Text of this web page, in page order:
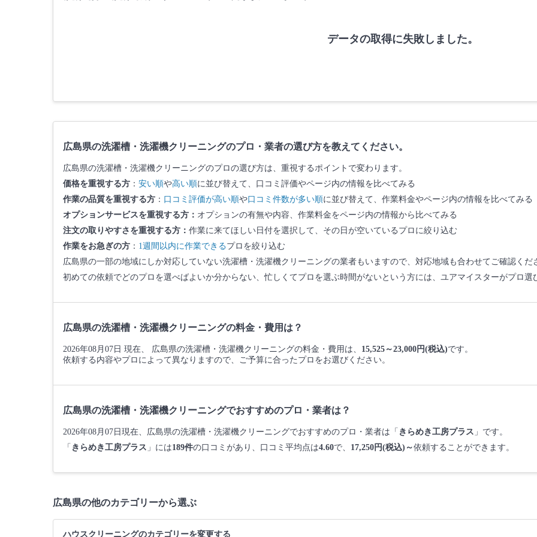
データの取得に失敗しました。
広島県の洗濯槽・洗濯機クリーニングのプロ・業者の選び方を教えてください。
広島県の洗濯槽・洗濯機クリーニングのプロの選び方は、重視するポイントで変わります。
価格を重視する方 ： 安い順や高い順に並び替えて、口コミ評価やページ内の情報を比べてみる
作業の品質を重視する方 ： 口コミ評価が高い順や口コミ件数が多い順に並び替えて、作業料金やページ内の情報を比べてみる
オプションサービスを重視する方： オプションの有無や内容、作業料金をページ内の情報から比べてみる
注文の取りやすさを重視する方： 作業に来てほしい日付を選択して、その日が空いているプロに絞り込む
作業をお急ぎの方 ： 1週間以内に作業できるプロを絞り込む
広島県の一部の地域にしか対応していない洗濯槽・洗濯機クリーニングの業者もいますので、対応地域も合わせてご確認くだ
初めての依頼でどのプロを選べばよいか分からない、忙しくてプロを選ぶ時間がないという方には、ユアマイスターがプロ選
広島県の洗濯槽・洗濯機クリーニングの料金・費用は？
2026年08月07日 現在、 広島県の洗濯槽・洗濯機クリーニングの料金・費用は、 15,525～23,000円(税込)です。
依頼する内容やプロによって異なりますので、ご予算に合ったプロをお選びください。
広島県の洗濯槽・洗濯機クリーニングでおすすめのプロ・業者は？
2026年08月07日現在、広島県の洗濯槽・洗濯機クリーニングでおすすめのプロ・業者は「 きらめき工房プラス 」です。
「 きらめき工房プラス 」には189件の口コミがあり、口コミ平均点は4.60で、 17,250円(税込)～依頼することができます。
広島県の他のカテゴリーから選ぶ
ハウスクリーニングのカテゴリーを変更する